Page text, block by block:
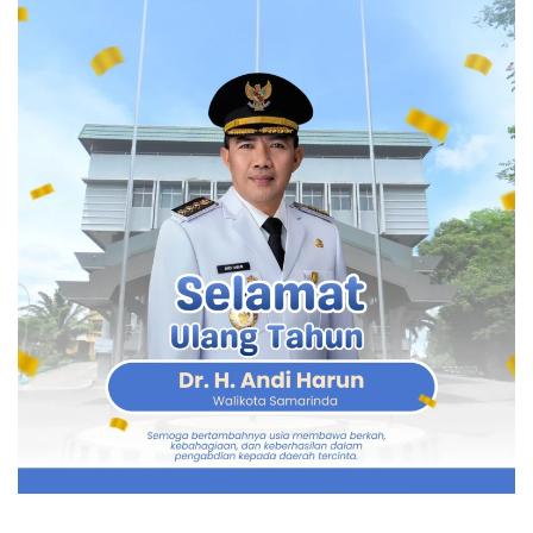
pengondisian atau pengaturan pemenang proyek,
kemudian adanya fee proyek, sehingga dapat mengarah
pada dugaan tindak pidana suap dan gratifikasi,” ujar
Penyidikan Terus Berkembang
Kasus ini bermula dari OTT yang dilakukan KPK di
Balai Teknik Perkeretaapian Kelas I Wilayah Jawa
Bagian Tengah pada 11 April 2023.
Instansi tersebut kini bernama Balai Teknik
Perkeretaapian Kelas I Semarang.